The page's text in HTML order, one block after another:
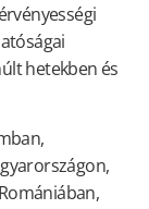
hetekben és